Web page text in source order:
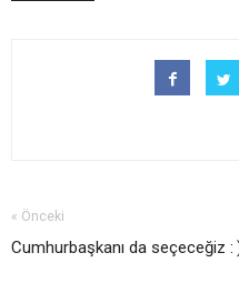
« Önceki
Cumhurbaşkanı da seçeceğiz :